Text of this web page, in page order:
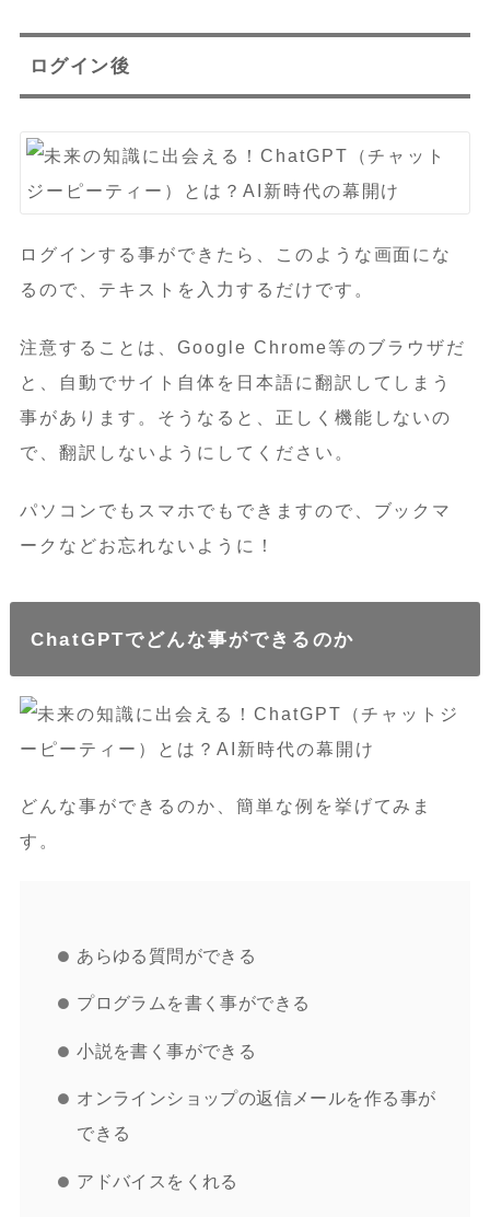
ログイン後
ログインする事ができたら、このような画面にな
るので、テキストを入力するだけです。
注意することは、Google Chrome等のブラウザだ
と、自動でサイト自体を日本語に翻訳してしまう
事があります。そうなると、正しく機能しないの
で、翻訳しないようにしてください。
パソコンでもスマホでもできますので、ブックマ
ークなどお忘れないように！
ChatGPTでどんな事ができるのか
どんな事ができるのか、簡単な例を挙げてみま
す。
あらゆる質問ができる
プログラムを書く事ができる
小説を書く事ができる
オンラインショップの返信メールを作る事が
できる
アドバイスをくれる